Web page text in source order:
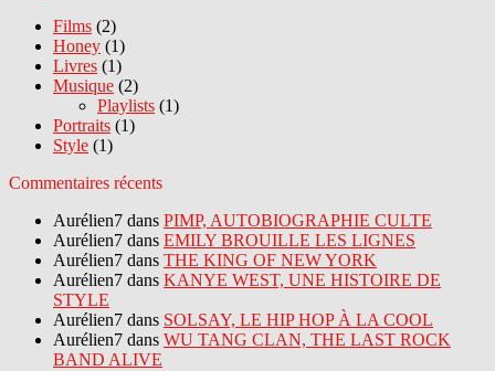
Films (2)
Honey (1)
Livres (1)
Musique (2)
Playlists (1)
Portraits (1)
Style (1)
Commentaires récents
Aurélien7 dans PIMP, AUTOBIOGRAPHIE CULTE
Aurélien7 dans EMILY BROUILLE LES LIGNES
Aurélien7 dans THE KING OF NEW YORK
Aurélien7 dans KANYE WEST, UNE HISTOIRE DE
STYLE
Aurélien7 dans SOLSAY, LE HIP HOP À LA COOL
Aurélien7 dans WU TANG CLAN, THE LAST ROCK
BAND ALIVE